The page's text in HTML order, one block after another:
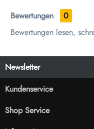
Bewertungen
0
Bewertungen lesen,
Newsletter
Kundenservice
Shop Service